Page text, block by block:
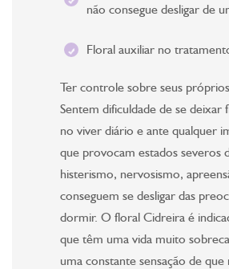
não consegue desligar de
Floral auxiliar no
Ter controle sobre seus
Sentem dificuldade de se deixar
no viver diário e ante qualquer
que provocam estados severos
histerismo, nervosismo,
conseguem se desligar das
dormir. O floral Cidreira é
que têm uma vida muito
uma constante sensação de